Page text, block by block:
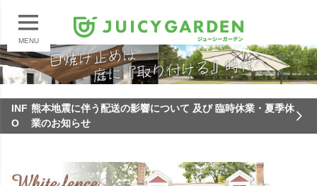
MENU
INF
O
熊本地震に伴う配送の影響について 及び 臨時休業・夏季休
業のお知らせ